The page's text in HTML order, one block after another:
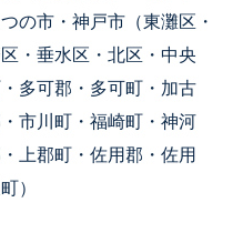
の市・神戸市（東灘区・
・垂水区・北区・中央
多可郡・多可町・加古
市川町・福崎町・神河
上郡町・佐用郡・佐用
）